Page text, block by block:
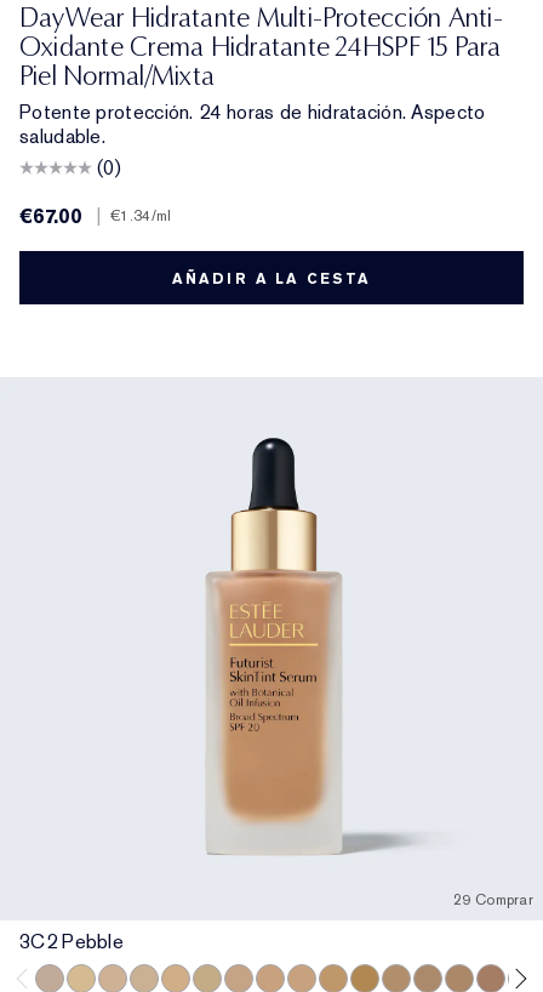
DayWear Hidratante Multi-Protección Anti-
Oxidante Crema Hidratante 24HSPF 15 Para
Piel Normal/mixta
Potente protección. 24 horas de hidratación. Aspecto
saludable.
(0)
€67.00
€1.34/ml
AÑADIR A LA CESTA
29 Comprar
3C2 Pebble